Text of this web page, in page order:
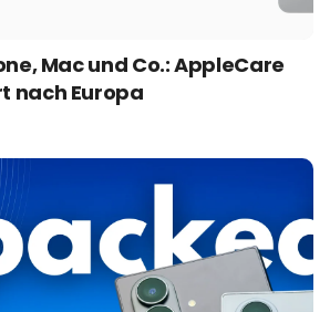
Mac und Co.: AppleCare
nach Europa